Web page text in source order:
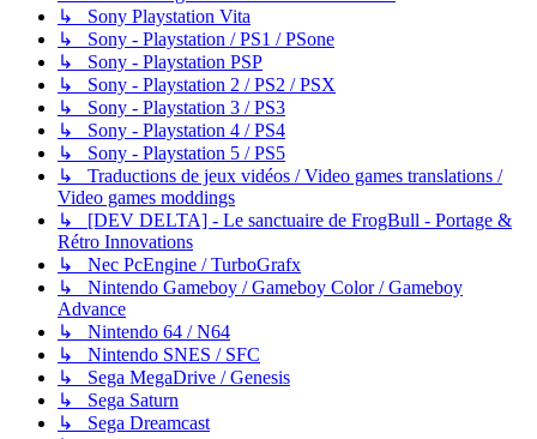
↳ Sony Playstation Vita
↳ Sony - Playstation / PS1 / PSone
↳ Sony - Playstation PSP
↳ Sony - Playstation 2 / PS2 / PSX
↳ Sony - Playstation 3 / PS3
↳ Sony - Playstation 4 / PS4
↳ Sony - Playstation 5 / PS5
↳ Traductions de jeux vidéos / Video games translations /
Video games moddings
↳ [DEV DELTA] - Le sanctuaire de FrogBull - Portage &
Rétro Innovations
↳ Nec PcEngine / TurboGrafx
↳ Nintendo Gameboy / Gameboy Color / Gameboy
Advance
↳ Nintendo 64 / N64
↳ Nintendo SNES / SFC
↳ Sega MegaDrive / Genesis
↳ Sega Saturn
↳ Sega Dreamcast